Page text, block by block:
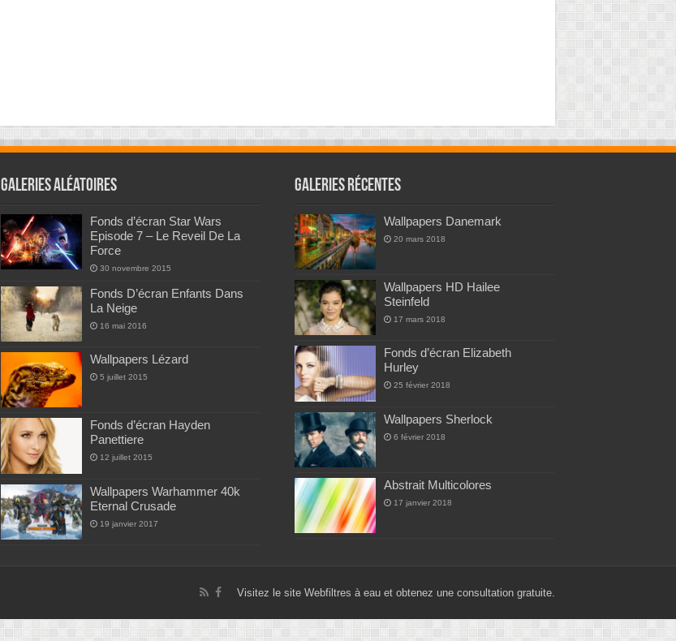
Galeries Aléatoires
Fonds d’écran Star Wars
Episode 7 – Le Reveil De La
Force
30 novembre 2015
Fonds D’écran Enfants Dans
La Neige
16 mai 2016
Wallpapers Lézard
5 juillet 2015
Fonds d’écran Hayden
Panettiere
12 juillet 2015
Wallpapers Warhammer 40k
Eternal Crusade
19 janvier 2017
Galeries Récentes
Wallpapers Danemark
20 mars 2018
Wallpapers HD Hailee
Steinfeld
17 mars 2018
Fonds d’écran Elizabeth
Hurley
25 février 2018
Wallpapers Sherlock
6 février 2018
Abstrait Multicolores
17 janvier 2018
Visitez le site Webfiltres à eauet obtenez une consultation gratuite.